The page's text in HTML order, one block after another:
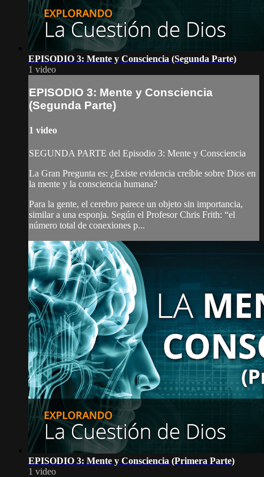
EPISODIO 3: Mente y Consciencia (Segunda Parte)
1 video
EPISODIO 3: Mente y Consciencia
(Segunda Parte)
1 video
SEGUNDA PARTE del Episodio 3: Mente y Consciencia
La Gran Pregunta es: ¿Existe evidencia creíble sobre Dios en
la mente y la consciencia humana?
Para la gente, el cerebro parece un objeto sin importancia,
similar a una esponja. Según el Profesor Chris Frith: “el
número total de conexiones p...
EPISODIO 3: Mente y Consciencia (Primera Parte)
1 video